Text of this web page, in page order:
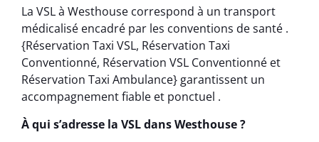
La VSL à Westhouse correspond à un transport
médicalisé encadré par les conventions de santé .
{Réservation Taxi VSL, Réservation Taxi
Conventionné, Réservation VSL Conventionné et
Réservation Taxi Ambulance} garantissent un
accompagnement fiable et ponctuel .
À qui s’adresse la VSL dans Westhouse ?